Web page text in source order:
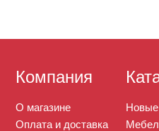
Компания
О магазине
Оплата и доставка
Новые